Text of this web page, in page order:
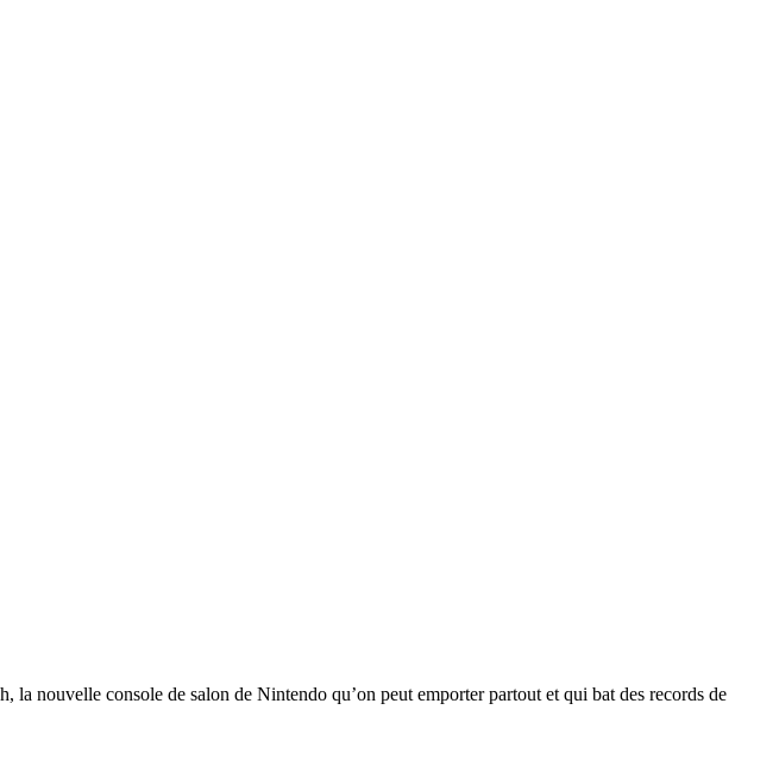
nouvelle console de salon de Nintendo qu’on peut emporter partout et qui bat des records de